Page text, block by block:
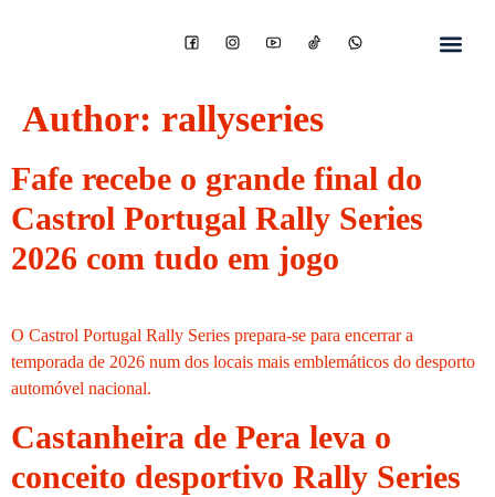
Author: rallyseries
Fafe recebe o grande final do
Castrol Portugal Rally Series
2026 com tudo em jogo
O Castrol Portugal Rally Series prepara-se para encerrar a
temporada de 2026 num dos locais mais emblemáticos do desporto
automóvel nacional.
Castanheira de Pera leva o
conceito desportivo Rally Series